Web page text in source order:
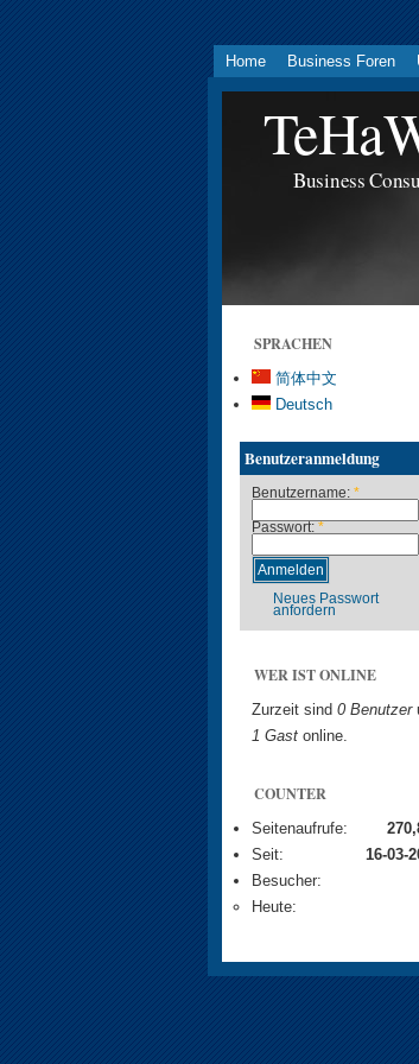
Home Business Foren
Business
SPRACHEN
简体中文
Deutsch
Benutzeranmeldung
Benutzername: *
Passwort: *
Neues Passwort
anfordern
WER IST ONLINE
Zurzeit sind 0 Benutzer
1 Gast online.
COUNTER
Seitenaufrufe:
Seit:
16-03-
Besucher:
Heute: